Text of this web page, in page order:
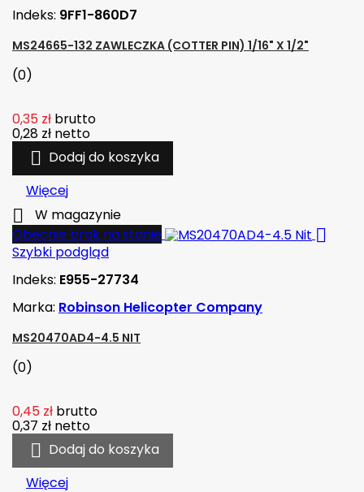
Indeks: 9FF1-860D7
MS24665-132 ZAWLECZKA (COTTER PIN) 1/16" X 1/2"
(0)
0,35 zł brutto
0,28 zł netto
 Dodaj do koszyka
Więcej

W magazynie
Obecnie brak na stanie

Szybki podgląd
Indeks: E955-27734
Marka: Robinson Helicopter Company
MS20470AD4-4.5 NIT
(0)
0,45 zł brutto
0,37 zł netto
 Dodaj do koszyka
Więcej